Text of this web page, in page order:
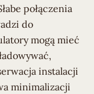
połączenia
do
mogą mieć
instalacji
minimalizacji